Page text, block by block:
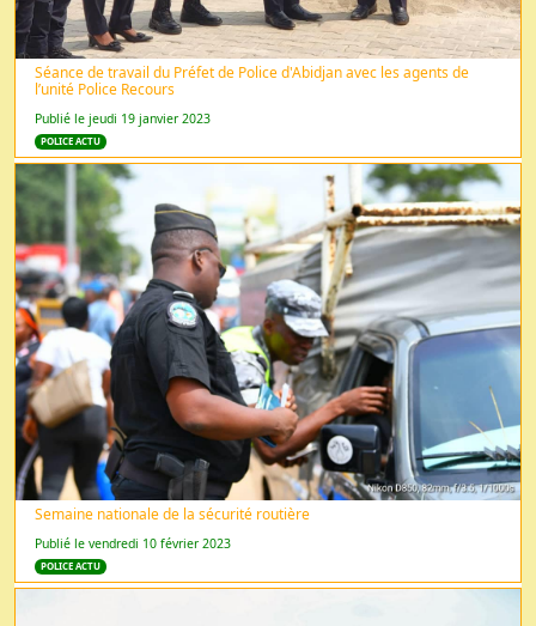
Séance de travail du Préfet de Police d'Abidjan avec les agents de
l’unité Police Recours
Publié le jeudi 19 janvier 2023
POLICE ACTU
Semaine nationale de la sécurité routière
Publié le vendredi 10 février 2023
POLICE ACTU